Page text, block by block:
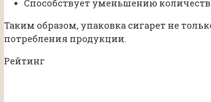
Способствует уменьшению
Таким образом, упаковка сигарет не
потребления продукции.
Рейтинг